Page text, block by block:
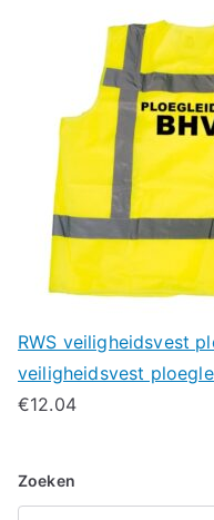
RWS veiligheidsvest
veiligheidsvest
€12.04
Zoeken